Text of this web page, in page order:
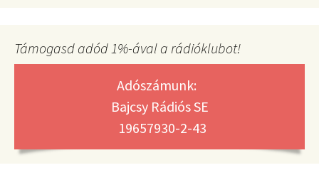
Támogasd adód 1%-ával a rádióklubot!
Adószámunk:
Bajcsy Rádiós SE
19657930-2-43